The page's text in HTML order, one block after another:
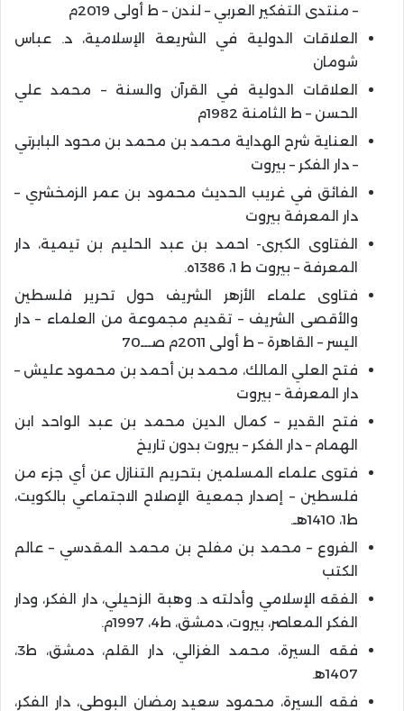
– منتدى التفكير العربي – لندن – ط أولى 2019م
العلاقات الدولية في الشريعة الإسلامية، د. عباس
شومان
العلاقات الدولية في القرآن والسنة – محمد علي
الحسن – ط الثامنة 1982م
العناية شرح الهداية محمد بن محمد بن محود البابرتي
– دار الفكر – بيروت
الفائق في غريب الحديث محمود بن عمر الزمخشري –
دار المعرفة بيروت
الفتاوى الكبرى- احمد بن عبد الحليم بن تيمية، دار
المعرفة – بيروت ط 1، 1386ه.
فتاوى علماء الأزهر الشريف حول تحرير فلسطين
والأقصى الشريف – تقديم مجموعة من العلماء – دار
اليسر – القاهرة – ط أولى 2011م صـــ70
فتح العلي المالك، محمد بن أحمد بن محمود عليش –
دار المعرفة – بيروت
فتح القدير – كمال الدين محمد بن عبد الواحد ابن
الهمام – دار الفكر – بيروت بدون تاريخ
فتوى علماء المسلمين بتحريم التنازل عن أي جزء من
فلسطين – إصدار جمعية الإصلاح الاجتماعي بالكويت،
ط1، 1410هـ.
الفروع – محمد بن مفلح بن محمد المقدسي – عالم
الكتب
الفقه الإسلامي وأدلته د. وهبة الزحيلي، دار الفكر، ودار
الفكر المعاصر، بيروت، دمشق، ط4، 1997م.
فقه السيرة، محمد الغزالي، دار القلم، دمشق، ط3،
1407ﻫ.
فقه السيرة، محمود سعيد رمضان البوطي، دار الفكر،